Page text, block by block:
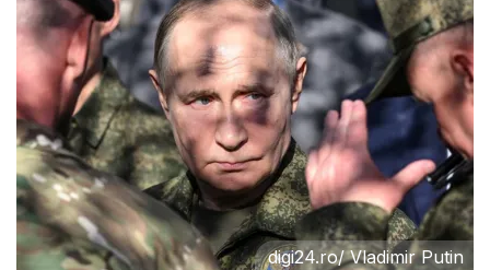
digi24.ro/Vladimir Putin